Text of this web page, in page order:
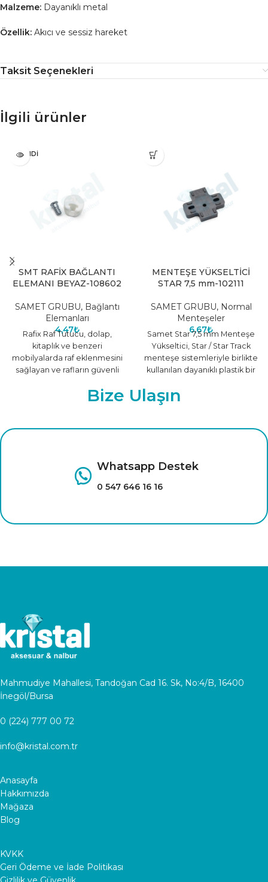
Malzeme: Dayanıklı metal
Özellik: Akıcı ve sessiz hareket
Taksit Seçenekleri
İlgili ürünler
TÜKENDI
SMT RAFİX BAĞLANTI
ELEMANI BEYAZ-108602
SAMET GRUBU, Bağlantı
Elemanları
4,47₺
Rafix Raf Tutucu, dolap,
kitaplık ve benzeri
mobilyalarda raf eklenmesini
sağlayan ve rafların güvenli
destekleyen pratik bir
MENTEŞE YÜKSELTİCİ
STAR 7,5 mm-102111
SAMET GRUBU, Normal
Menteşeler
6,67₺
Samet Star 7,5 mm Menteşe
Yükseltici, Star / Star Track
menteşe sistemleriyle birlikte
kullanılan dayanıklı plastik bir
Bize Ulaşın
Whatsapp Destek
0 547 646 16 16
Mahmudiye Mahallesi, Tandoğan Cad 16. Sk, No:4/B, 16400
İnegöl/Bursa
0 (224) 777 00 72
info@kristal.com.tr
Anasayfa
Hakkımızda
Mağaza
Blog
KVKK
Geri Ödeme ve İade Politikası